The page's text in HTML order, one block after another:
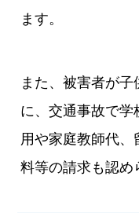
ます。
また、被害者が
に、交通事故で学
用や家庭教師代、
料等の請求も認め